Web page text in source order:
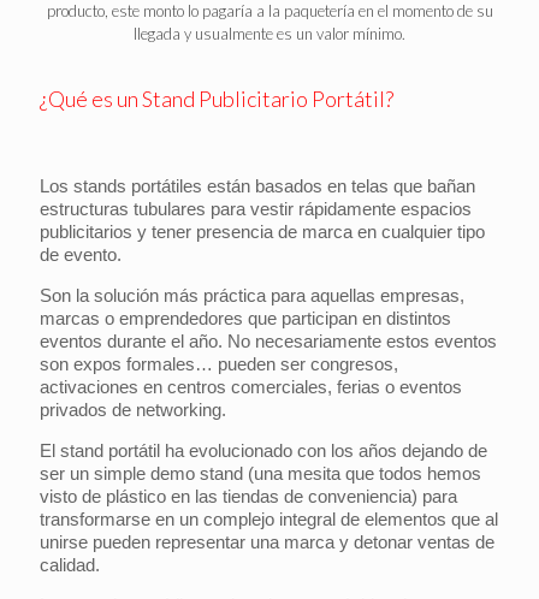
producto, este monto lo pagaría a la paquetería en el momento de su
llegada y usualmente es un valor mínimo.
¿Qué es un Stand Publicitario Portátil?
Los stands portátiles están basados en telas que bañan
estructuras tubulares para vestir rápidamente espacios
publicitarios y tener presencia de marca en cualquier tipo
de evento.
Son la solución más práctica para aquellas empresas,
marcas o emprendedores que participan en distintos
eventos durante el año. No necesariamente estos eventos
son expos formales… pueden ser congresos,
activaciones en centros comerciales, ferias o eventos
privados de networking.
El stand portátil ha evolucionado con los años dejando de
ser un simple demo stand (una mesita que todos hemos
visto de plástico en las tiendas de conveniencia) para
transformarse en un complejo integral de elementos que al
unirse pueden representar una marca y detonar ventas de
calidad.